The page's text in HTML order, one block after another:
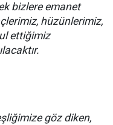
bizlere emanet
hüzünlerimiz,
ettiğimiz
göz diken,